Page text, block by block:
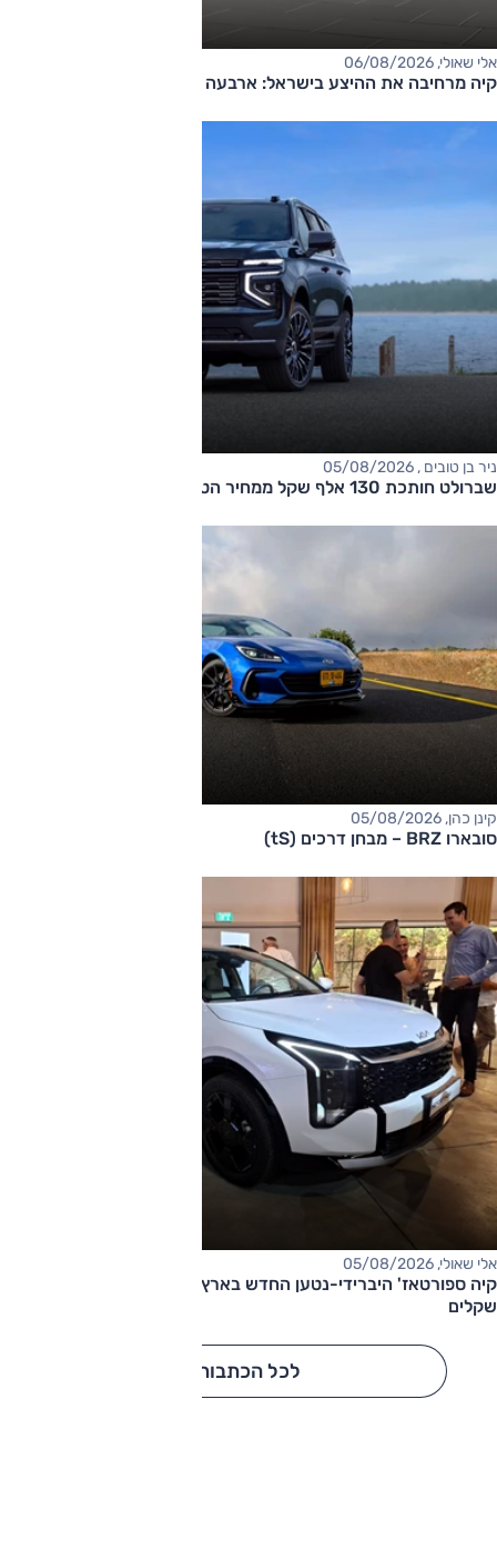
אלי שאולי, 06/08/2026
קיה מרחיבה את ההיצע בישראל: ארבעה דגמים חדשים בדרך
ניר בן טובים , 05/08/2026
שברולט חותכת 130 אלף שקל ממחיר הטאהו
קינן כהן, 05/08/2026
סובארו BRZ – מבחן דרכים (tS)
אלי שאולי, 05/08/2026
שקלים
לכל הכתבות